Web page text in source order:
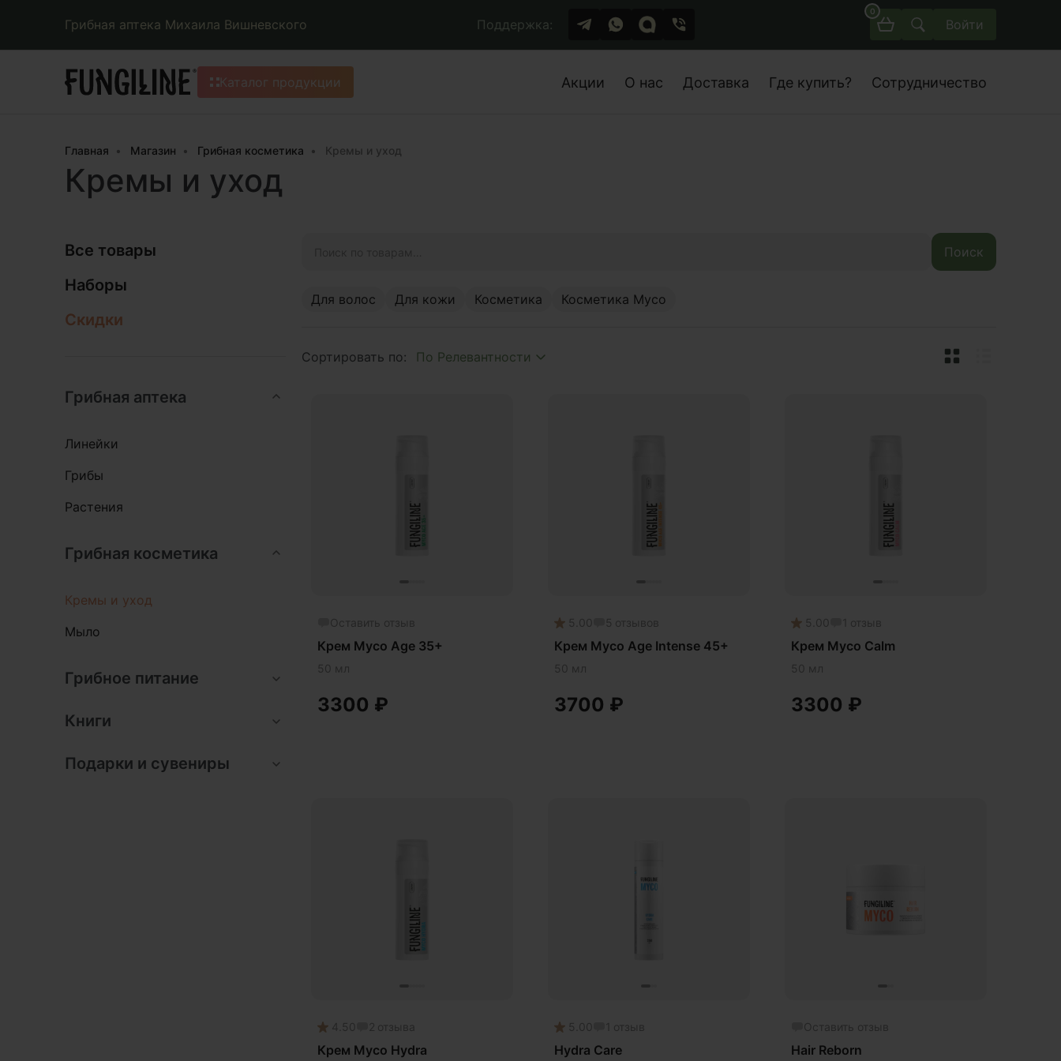
Грибная аптека Михаила Вишневского Поддержка:
0
Войти
Каталог продукции Акции О нас Доставка Где купить? Сотрудничество
Главная Магазин Грибная косметика Кремы и уход
Кремы и уход
Поиск
Для волос Для кожи Косметика Косметика Myco
Сортировать по:
Оставить отзыв
Крем Myco Age 35+
50 мл
3300 ₽
5.00 5 отзывов
Крем Myco Age Intense 45+
50 мл
3700 ₽
5.00 1 отзыв
Крем Myco Calm
50 мл
3300 ₽
4.50 2 отзыва
Крем Myco Hydra
5.00 1 отзыв
Hydra Care
Оставить отзыв
Hair Reborn
Все товары
Наборы
Скидки
Грибная аптека
Линейки
Грибы
Растения
Грибная косметика
Кремы и уход
Мыло
Грибное питание
Книги
Подарки и сувениры